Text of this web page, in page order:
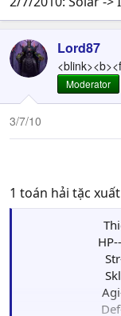
Lord87
Moderator
3/7/10
1 toán hải tặc